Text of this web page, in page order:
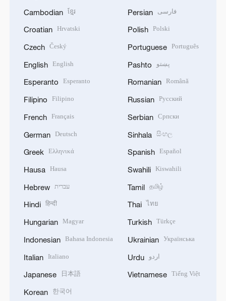
Cambodian ខ្មែរ
Croatian Hrvatski
Czech Český
English English
Esperanto Esperanto
Filipino Filipino
French Français
German Deutsch
Greek Ελληνικά
Hausa Hausa
Hebrew עברית
Hindi हिन्दी
Hungarian Magyar
Indonesian Bahasa Indonesia
Italian Italiano
Japanese 日本語
Korean 한국어
Persian فارسی
Polish Polski
Portuguese Português
Pashto پښتو
Romanian Română
Russian Русский
Serbian Српски
Sinhala සිංහල
Spanish Español
Swahili Kiswahili
Tamil தமிழ்
Thai ไทย
Turkish Türkçe
Ukrainian Українська
Urdu اردو
Vietnamese Tiếng Việt